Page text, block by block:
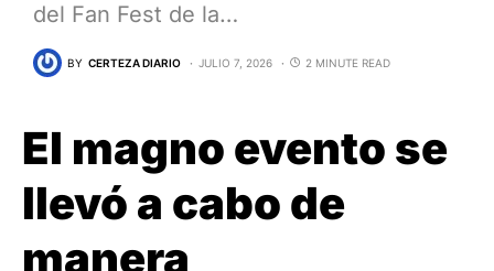
del Fan Fest de la…
BY CERTEZA DIARIO JULIO 7, 2026 2 MINUTE READ
El magno evento se
llevó a cabo de
manera